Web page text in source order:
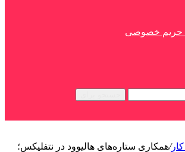
خصوصی
/همکاری ستاره‌های هالیوود در نتفلیکس؛